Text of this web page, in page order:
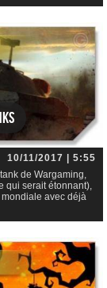
10/11/2017 | 5:55
de Wargaming,
qui serait étonnant),
avec déjà